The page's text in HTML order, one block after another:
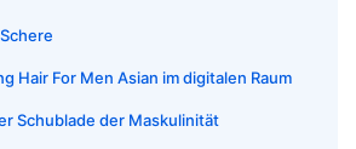
Hair For Men Asian im digitalen Raum
Schublade der Maskulinität